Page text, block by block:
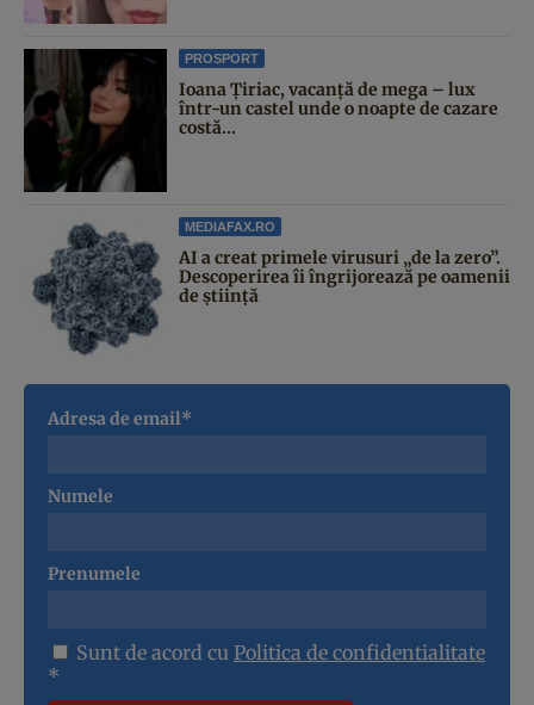
PROSPORT
Ioana Țiriac, vacanță de mega – lux
într-un castel unde o noapte de cazare
costă...
MEDIAFAX.RO
AI a creat primele virusuri „de la zero”.
Descoperirea îi îngrijorează pe oamenii
de știință
Adresa de email*
Numele
Prenumele
Sunt de acord cu Politica de confidentialitate
*